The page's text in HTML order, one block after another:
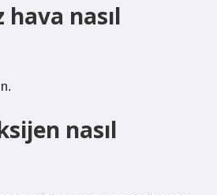
hava nasıl
nasıl